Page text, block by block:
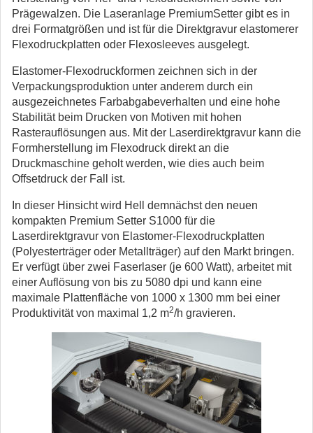
Prägewalzen. Die Laseranlage PremiumSetter gibt es in
drei Formatgrößen und ist für die Direktgravur elastomerer
Flexodruckplatten oder Flexosleeves ausgelegt.
Elastomer-Flexodruckformen zeichnen sich in der
Verpackungsproduktion unter anderem durch ein
ausgezeichnetes Farbabgabeverhalten und eine hohe
Stabilität beim Drucken von Motiven mit hohen
Rasterauflösungen aus. Mit der Laserdirektgravur kann die
Formherstellung im Flexodruck direkt an die
Druckmaschine geholt werden, wie dies auch beim
Offsetdruck der Fall ist.
In dieser Hinsicht wird Hell demnächst den neuen
kompakten Premium Setter S1000 für die
Laserdirektgravur von Elastomer-Flexodruckplatten
(Polyesterträger oder Metallträger) auf den Markt bringen.
Er verfügt über zwei Faserlaser (je 600 Watt), arbeitet mit
einer Auflösung von bis zu 5080 dpi und kann eine
maximale Plattenfläche von 1000 x 1300 mm bei einer
Produktivität von maximal 1,2 m2/h gravieren.